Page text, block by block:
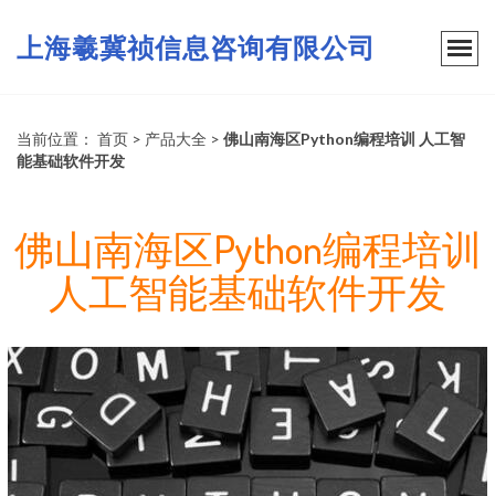
上海羲冀祯信息咨询有限公司
当前位置： 首页 > 产品大全 > 佛山南海区Python编程培训 人工智
能基础软件开发
佛山南海区Python编程培训
人工智能基础软件开发